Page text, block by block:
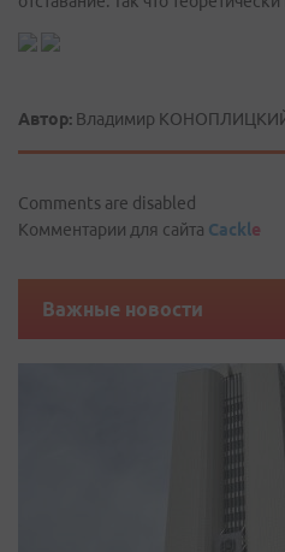
Автор: Владимир
Comments are disabled
Комментарии для сайта Cackle
Важные новости